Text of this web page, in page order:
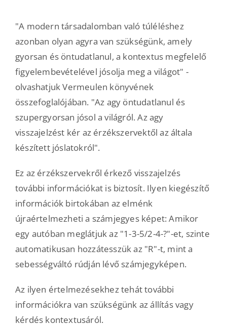
"A modern társadalomban való túléléshez
azonban olyan agyra van szükségünk, amely
gyorsan és öntudatlanul, a kontextus megfelelő
figyelembevételével jósolja meg a világot" -
olvashatjuk Vermeulen könyvének
összefoglalójában. "Az agy öntudatlanul és
szupergyorsan jósol a világról. Az agy
visszajelzést kér az érzékszervektől az általa
készített jóslatokról".
Ez az érzékszervekről érkező visszajelzés
további információkat is biztosít. Ilyen kiegészítő
információk birtokában az elménk
újraértelmezheti a számjegyes képet: Amikor
egy autóban meglátjuk az "1-3-5/2-4-?"-et, szinte
automatikusan hozzátesszük az "R"-t, mint a
sebességváltó rúdján lévő számjegyképen.
Az ilyen értelmezésekhez tehát további
információkra van szükségünk az állítás vagy
kérdés kontextusáról.